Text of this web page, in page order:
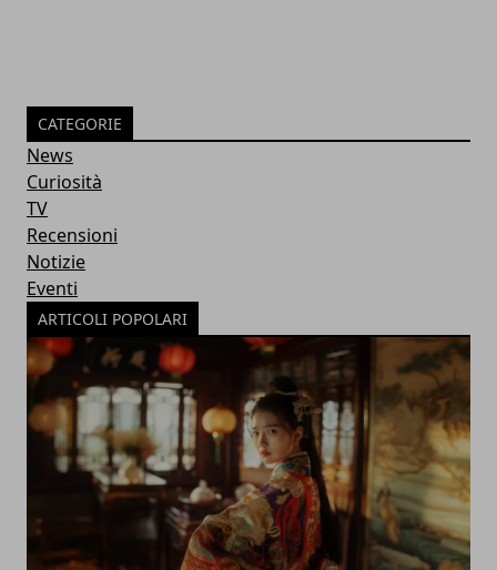
CATEGORIE
News
Curiosità
TV
Recensioni
Notizie
Eventi
ARTICOLI POPOLARI